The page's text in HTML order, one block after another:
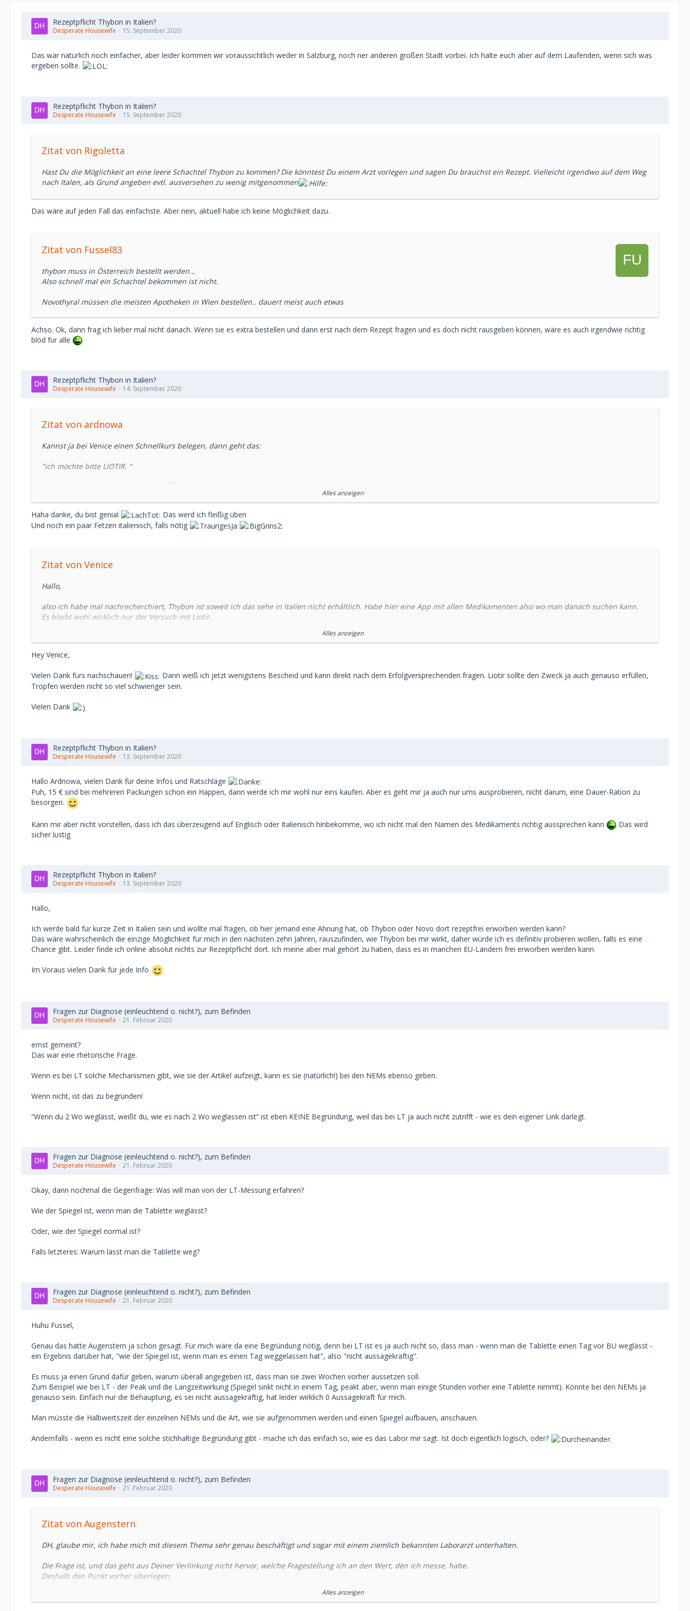
Rezeptpflicht Thybon in Italien?
Desperate Housewife 15. September 2020
Das wär natürlich noch einfacher, aber leider kommen wir voraussichtlich weder in Salzburg, noch ner anderen großen Stadt vorbei. Ich halte euch aber auf dem Laufenden, wenn sich was
ergeben sollte.
Rezeptpflicht Thybon in Italien?
Desperate Housewife 15. September 2020
Zitat von Rigoletta
Hast Du die Möglichkeit an eine leere Schachtel Thybon zu kommen? Die könntest Du einem Arzt vorlegen und sagen Du brauchst ein Rezept. Vielleicht irgendwo auf dem Weg
nach Italen, als Grund angeben evtl. ausversehen zu wenig mitgenommen
Das wäre auf jeden Fall das einfachste. Aber nein, aktuell habe ich keine Möglichkeit dazu.
Zitat von Fussel83
thybon muss in Österreich bestellt werden...
Also schnell mal ein Schachtel bekommen ist nicht.
Novothyral müssen die meisten Apotheken in Wien bestellen.. dauert meist auch etwas
Achso. Ok, dann frag ich lieber mal nicht danach. Wenn sie es extra bestellen und dann erst nach dem Rezept fragen und es doch nicht rausgeben können, wäre es auch irgendwie richtig
blöd für alle
Rezeptpflicht Thybon in Italien?
Desperate Housewife 14. September 2020
Zitat von ardnowa
Kannst ja bei Venice einen Schnellkurs belegen, dann geht das:
"ich möchte bitte LIOTIR. "
Ersatzweise de.Pons.com
Dort kannst Du Dir die Übersetzungen auch vorsprechen lassen und schonmal üben.
Alles anzeigen
Haha danke, du bist genial
Das werd ich fleißig üben
Und noch ein paar Fetzen italienisch, falls nötig
Zitat von Venice
Hallo,
also ich habe mal nachrecherchiert, Thybon ist soweit ich das sehe in Italien nicht erhältlich. Habe hier eine App mit allen Medikamenten also wo man danach suchen kann.
Es bleibt wohl wirklich nur der Versuch mit Liotir.
Alles anzeigen
Hey Venice,
Vielen Dank fürs nachschauen!
Dann weiß ich jetzt wenigstens Bescheid und kann direkt nach dem Erfolgversprechenden fragen. Liotir sollte den Zweck ja auch genauso erfüllen,
Tropfen werden nicht so viel schwieriger sein.
Vielen Dank
Rezeptpflicht Thybon in Italien?
Desperate Housewife 13. September 2020
Hallo Ardnowa, vielen Dank für deine Infos und Ratschläge
Puh, 15 € sind bei mehreren Packungen schon ein Happen, dann werde ich mir wohl nur eins kaufen. Aber es geht mir ja auch nur ums ausprobieren, nicht darum, eine Dauer-Ration zu
besorgen.
Kann mir aber nicht vorstellen, dass ich das überzeugend auf Englisch oder Italienisch hinbekomme, wo ich nicht mal den Namen des Medikaments richtig aussprechen kann
Das wird
sicher lustig
Rezeptpflicht Thybon in Italien?
Desperate Housewife 13. September 2020
Hallo,
Ich werde bald für kurze Zeit in Italien sein und wollte mal fragen, ob hier jemand eine Ahnung hat, ob Thybon oder Novo dort rezeptfrei erworben werden kann?
Das wäre wahrscheinlich die einzige Möglichkeit für mich in den nächsten zehn Jahren, rauszufinden, wie Thybon bei mir wirkt, daher würde ich es definitiv probieren wollen, falls es eine
Chance gibt. Leider finde ich online absolut nichts zur Rezeptpflicht dort. Ich meine aber mal gehört zu haben, dass es in manchen EU-Ländern frei erworben werden kann.
Im Voraus vielen Dank für jede Info
Fragen zur Diagnose (einleuchtend o. nicht?), zum Befinden
Desperate Housewife 21. Februar 2020
ernst gemeint?
Das war eine rhetorische Frage.
Wenn es bei LT solche Mechanismen gibt, wie sie der Artikel aufzeigt, kann es sie (natürlich!) bei den NEMs ebenso geben.
Wenn nicht, ist das zu begründen!
“Wenn du 2 Wo weglässt, weißt du, wie es nach 2 Wo weglassen ist“ ist eben KEINE Begründung, weil das bei LT ja auch nicht zutrifft - wie es dein eigener Link darlegt.
Fragen zur Diagnose (einleuchtend o. nicht?), zum Befinden
Desperate Housewife 21. Februar 2020
Okay, dann nochmal die Gegenfrage: Was will man von der LT-Messung erfahren?
Wie der Spiegel ist, wenn man die Tablette weglässt?
Oder, wie der Spiegel normal ist?
Falls letzteres: Warum lässt man die Tablette weg?
Fragen zur Diagnose (einleuchtend o. nicht?), zum Befinden
Desperate Housewife 21. Februar 2020
Huhu Fussel,
Genau das hatte Augenstern ja schon gesagt. Für mich wäre da eine Begründung nötig, denn bei LT ist es ja auch nicht so, dass man - wenn man die Tablette einen Tag vor BU weglässt -
ein Ergebnis darüber hat, "wie der Spiegel ist, wenn man es einen Tag weggelassen hat", also "nicht aussagekräftig".
Es muss ja einen Grund dafür geben, warum überall angegeben ist, dass man sie zwei Wochen vorher aussetzen soll.
Zum Beispiel wie bei LT - der Peak und die Langzeitwirkung (Spiegel sinkt nicht in einem Tag, peakt aber, wenn man einige Stunden vorher eine Tablette nimmt). Könnte bei den NEMs ja
genauso sein. Einfach nur die Behauptung, es sei nicht aussagekräftig, hat leider wirklich 0 Aussagekraft für mich.
Man müsste die Halbwertszeit der einzelnen NEMs und die Art, wie sie aufgenommen werden und einen Spiegel aufbauen, anschauen.
Andernfalls - wenn es nicht eine solche stichhaltige Begründung gibt - mache ich das einfach so, wie es das Labor mir sagt. Ist doch eigentlich logisch, oder?
Fragen zur Diagnose (einleuchtend o. nicht?), zum Befinden
Desperate Housewife 21. Februar 2020
Zitat von Augenstern
DH, glaube mir, ich habe mich mit diesem Thema sehr genau beschäftigt und sogar mit einem ziemlich bekannten Laborarzt unterhalten.
Die Frage ist, und das geht aus Deiner Verlinkung nicht hervor, welche Fragestellung ich an den Wert, den ich messe, habe.
Deshalb den Punkt vorher überlegen.
Alles anzeigen